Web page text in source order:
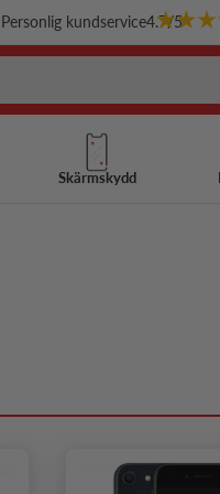
Personlig kundservice4.7/5
Skärmskydd